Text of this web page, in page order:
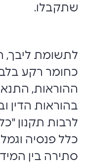
שתקבלו.
לתשומת ליבך,
כחומר רקע
ההוראות,
בהוראות הדין
לרבות תקנון
כלל פנסיה
סתירה בין